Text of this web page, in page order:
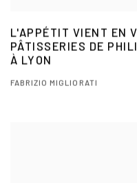
L'APPÉTIT VIENT EN
PÂTISSERIES DE
À LYON
FABRIZIO MIGLIORATI